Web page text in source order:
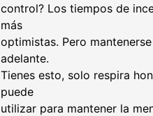
control? Los tiempos de
más
optimistas. Pero
adelante.
Tienes esto, solo respira
puede
utilizar para mantener la